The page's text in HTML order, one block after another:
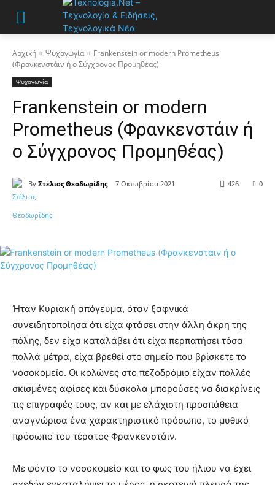
Αρχική Ψυχαγωγία
Frankenstein or modern Prometheus
(Φρανκενστάιν ή ο Σύγχρονος Προμηθέας)
Ψυχαγωγία
Frankenstein or modern
Prometheus (Φρανκενστάιν ή
ο Σύγχρονος Προμηθέας)
By Στέλιος Θεοδωρίδης 7 Οκτωβρίου 2021 0
426
Ήταν Κυριακή απόγευμα, όταν ξαφνικά
συνειδητοποίησα ότι είχα φτάσει στην άλλη άκρη της
πόλης, δεν είχα καταλάβει ότι είχα περπατήσει τόσα
πολλά μέτρα, είχα βρεθεί στο σημείο που βρίσκετε το
νοσοκομείο. Οι κολώνες στο πεζοδρόμιο είχαν πολλές
σκισμένες αφίσες και δύσκολα μπορούσες να διακρίνεις
τις επιγραφές τους, αν και με ελάχιστη προσπάθεια
αναγνώρισα ένα χαρακτηριστικό πρόσωπο, το μυθικό
πρόσωπο του τέρατος Φρανκενστάιν.
Με φόντο το νοσοκομείο και το φως του ήλιου να έχει